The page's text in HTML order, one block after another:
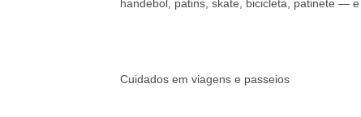
handebol, patins, skate, bicicleta, patinete —
Cuidados em viagens e passeios